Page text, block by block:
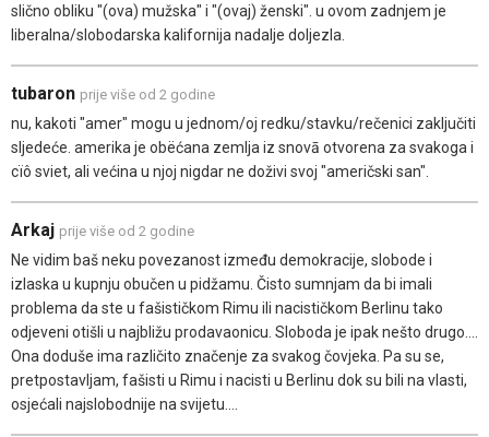
slično obliku "(ova) mužska" i "(ovaj) ženski". u ovom zadnjem je
liberalna/slobodarska kalifornija nadalje doljezla.
tubaron prije više od 2 godine
nu, kakoti "amer" mogu u jednom/oj redku/stavku/rečenici zaključiti
sljedeće. amerika je obëćana zemlja iz snovā otvorena za svakoga i
cïô sviet, ali većina u njoj nigdar ne doživi svoj "američski san".
Arkaj prije više od 2 godine
Ne vidim baš neku povezanost između demokracije, slobode i
izlaska u kupnju obučen u pidžamu. Čisto sumnjam da bi imali
problema da ste u fašističkom Rimu ili nacističkom Berlinu tako
odjeveni otišli u najbližu prodavaonicu. Sloboda je ipak nešto drugo....
Ona doduše ima različito značenje za svakog čovjeka. Pa su se,
pretpostavljam, fašisti u Rimu i nacisti u Berlinu dok su bili na vlasti,
osjećali najslobodnije na svijetu....